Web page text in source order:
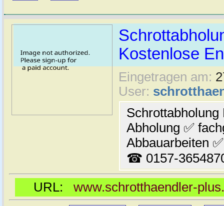
Kostenlose
Eingetragen am:
User:
Schrottabholung
Abholung ✅
Abbauarbeiten
☎ 0157-
URL: www.schrotthaendler-